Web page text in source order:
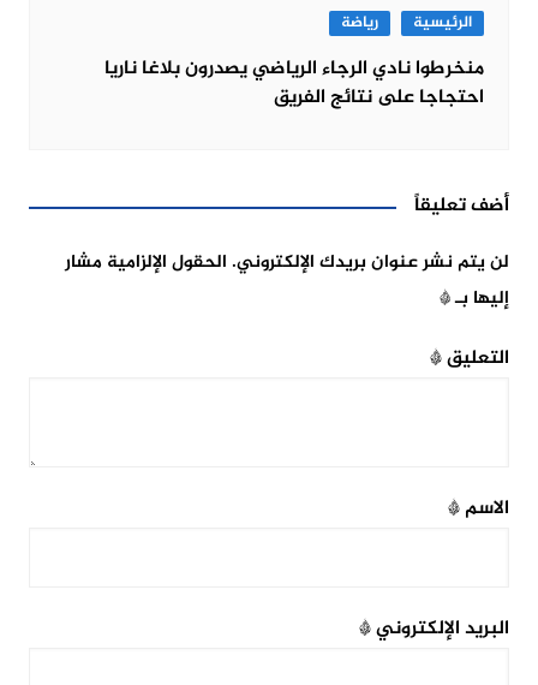
الرئيسية رياضة
منخرطوا نادي الرجاء الرياضي يصدرون بلاغا ناريا
احتجاجا على نتائج الفريق
أضف تعليقاً
لن يتم نشر عنوان بريدك الإلكتروني. الحقول الإلزامية مشار
إليها بـ*
التعليق*
الاسم*
البريد الإلكتروني*